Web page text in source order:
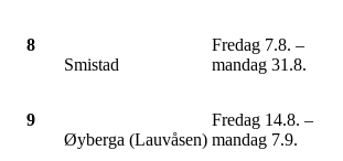
8
Smistad
Fredag 7.8. –
mandag 31.8.
9
Øyberga (Lauvåsen)
Fredag 14.8. –
mandag 7.9.